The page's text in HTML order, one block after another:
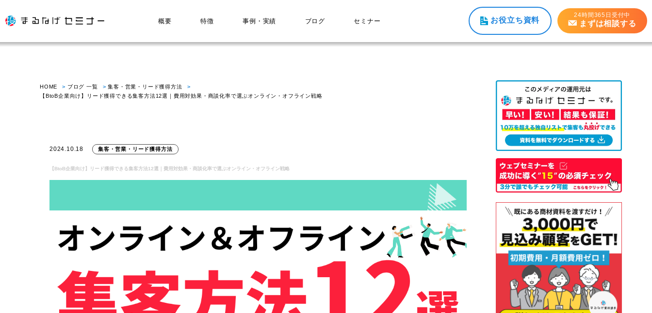
概要 特徴 事例・実績 ブログ セミナー お役立ち資料
24時間365日受付中
まずは相談する
HOME ブログ 一覧
集客・営業・リード獲得方法
【BtoB企業向け】リード獲得できる集客方法12選｜費用対効果・商談化率で選ぶオンライン・オフライン戦略
2024.10.18 集客・営業・リード獲得方法
【BtoB企業向け】リード獲得できる集客方法12選｜費用対効果・商談化率で選ぶオンライン・オフライン戦略